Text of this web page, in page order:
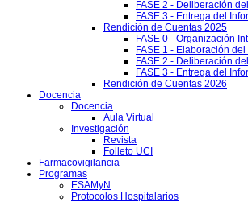
FASE 2 - Deliberación
FASE 3 - Entrega del
Rendición de Cuentas 2025
FASE 0 - Organización
FASE 1 - Elaboración
FASE 2 - Deliberación
FASE 3 - Entrega del
Rendición de Cuentas 2026
Docencia
Docencia
Aula Virtual
Investigación
Revista
Folleto UCI
Farmacovigilancia
Programas
ESAMyN
Protocolos Hospitalarios